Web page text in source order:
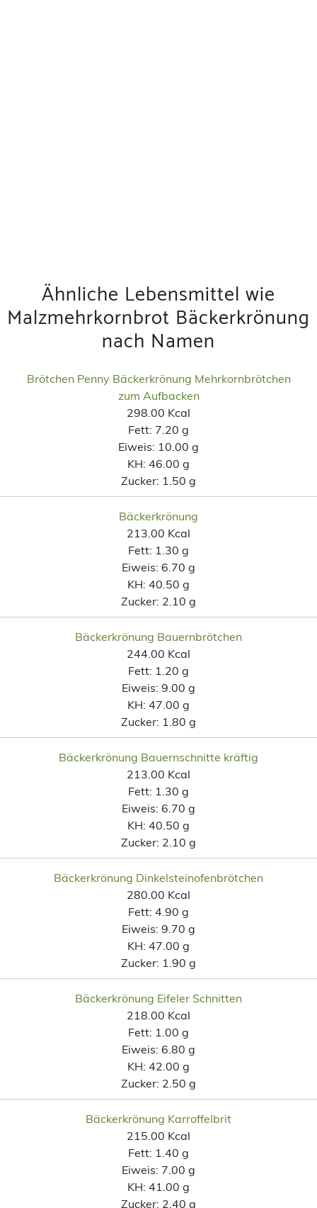
Ähnliche Lebensmittel wie
Malzmehrkornbrot Bäckerkrönung
nach Namen
Brötchen Penny Bäckerkrönung Mehrkornbrötchen
zum Aufbacken
298.00 Kcal
Fett: 7.20 g
Eiweis: 10.00 g
KH: 46.00 g
Zucker: 1.50 g
Bäckerkrönung
213.00 Kcal
Fett: 1.30 g
Eiweis: 6.70 g
KH: 40.50 g
Zucker: 2.10 g
Bäckerkrönung Bauernbrötchen
244.00 Kcal
Fett: 1.20 g
Eiweis: 9.00 g
KH: 47.00 g
Zucker: 1.80 g
Bäckerkrönung Bauernschnitte kräftig
213.00 Kcal
Fett: 1.30 g
Eiweis: 6.70 g
KH: 40.50 g
Zucker: 2.10 g
Bäckerkrönung Dinkelsteinofenbrötchen
280.00 Kcal
Fett: 4.90 g
Eiweis: 9.70 g
KH: 47.00 g
Zucker: 1.90 g
Bäckerkrönung Eifeler Schnitten
218.00 Kcal
Fett: 1.00 g
Eiweis: 6.80 g
KH: 42.00 g
Zucker: 2.50 g
Bäckerkrönung Karroffelbrit
215.00 Kcal
Fett: 1.40 g
Eiweis: 7.00 g
KH: 41.00 g
Zucker: 2.40 g